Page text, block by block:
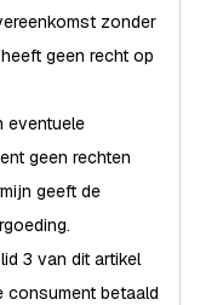
zonder
geen recht op
eventuele
geen rechten
geeft de
3 van dit artikel
consument betaald